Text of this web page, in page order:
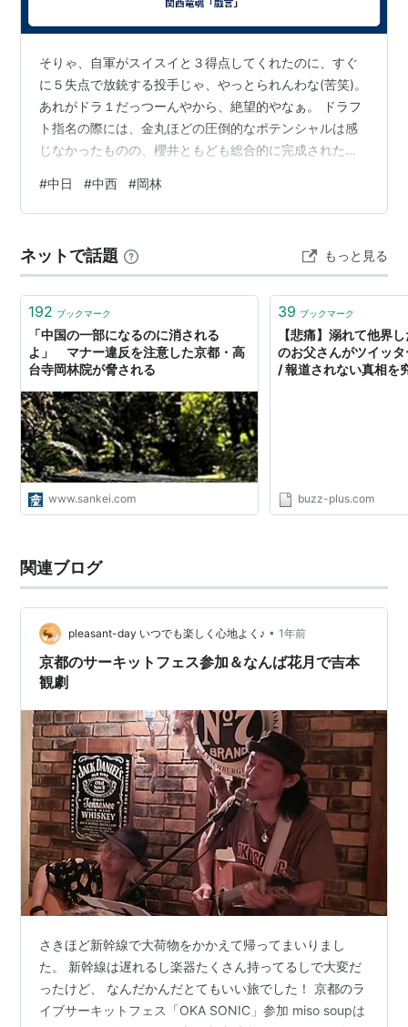
そりゃ、自軍がスイスイと３得点してくれたのに、すぐ
に５失点で放銃する投手じゃ、やっとられんわな(苦笑)。
あれがドラ１だっつーんやから、絶望的やなぁ。 ドラフ
ト指名の際には、金丸ほどの圧倒的なポテンシャルは感
じなかったものの、櫻井ともども総合的に完成された投
対的な球威はないわ、何よりムラっ気があって安定しな
い。 あれでは続けて勝てんし、何よりイニングイーター
地がどんだけあるのかも疑わしいし、せっかくのドラ１
入札が死に札にならんか、懐疑的な目で見てしまうわ。
(私の目が腐ってると思わせてくれた…
#中日 #中西 #岡林
ネットで話題 もっと見る
192 ブックマーク
「中国の一部になるのに消される
よ」 マナー違反を注意した京都・高
台寺岡林院が脅される
www.sankei.com
39 ブックマーク
【悲痛】溺れて他界
のお父さんがツイッ
/ 報道されない真相を
buzz-plus.com
関連ブログ
pleasant-day いつでも楽しく心地よく♪ • 1年前
京都のサーキットフェス参加＆なんば花月で吉本
観劇
さきほど新幹線で大荷物をかかえて帰ってまいりまし
た。 新幹線は遅れるし楽器たくさん持ってるしで大変だ
ったけど、 なんだかんだとてもいい旅でした！ 京都のラ
イブサーキットフェス「OKA SONIC」参加 miso soupは